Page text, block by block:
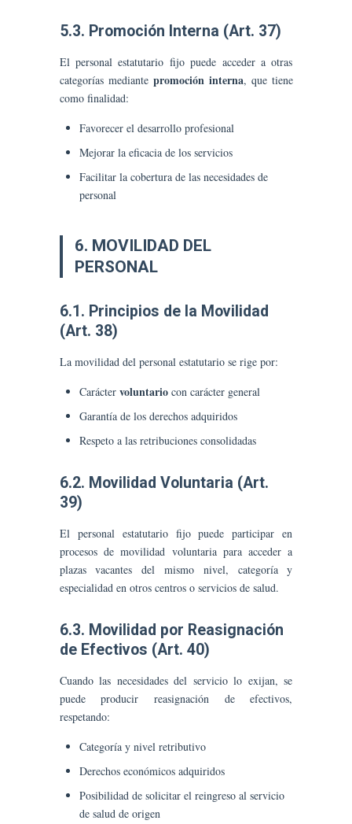
5.3. Promoción Interna (Art. 37)
El personal estatutario fijo puede acceder a otras
categorías mediante promoción interna, que tiene
como finalidad:
Favorecer el desarrollo profesional
Mejorar la eficacia de los servicios
Facilitar la cobertura de las necesidades de
personal
6. MOVILIDAD DEL
PERSONAL
6.1. Principios de la Movilidad
(Art. 38)
La movilidad del personal estatutario se rige por:
Carácter voluntariocon carácter general
Garantía de los derechos adquiridos
Respeto a las retribuciones consolidadas
6.2. Movilidad Voluntaria (Art.
39)
El personal estatutario fijo puede participar en
procesos de movilidad voluntaria para acceder a
plazas vacantes del mismo nivel, categoría y
especialidad en otros centros o servicios de salud.
6.3. Movilidad por Reasignación
de Efectivos (Art. 40)
Cuando las necesidades del servicio lo exijan, se
puede producir reasignación de efectivos,
respetando:
Categoría y nivel retributivo
Derechos económicos adquiridos
Posibilidad de solicitar el reingreso al servicio
de salud de origen